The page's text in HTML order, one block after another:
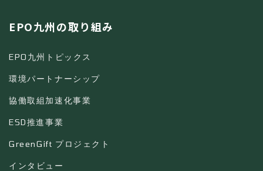
EPO九州の取り組み
EPO九州トピックス
環境パートナーシップ
協働取組加速化事業
ESD推進事業
GreenGift プロジェクト
インタビュー